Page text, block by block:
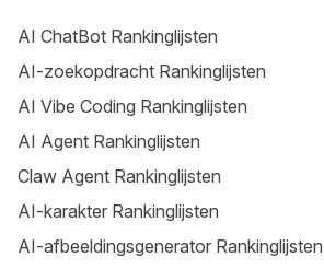
AI ChatBot Rankinglijsten
AI-zoekopdracht Rankinglijsten
AI Vibe Coding Rankinglijsten
AI Agent Rankinglijsten
Claw Agent Rankinglijsten
AI-karakter Rankinglijsten
AI-afbeeldingsgenerator Rankinglijsten